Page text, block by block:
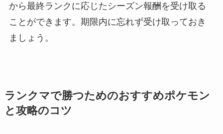
から最終ランクに応じたシーズン報酬を受け取る
ことができます。期限内に忘れず受け取っておき
ましょう。
ランクマで勝つためのおすすめポケモン
と攻略のコツ